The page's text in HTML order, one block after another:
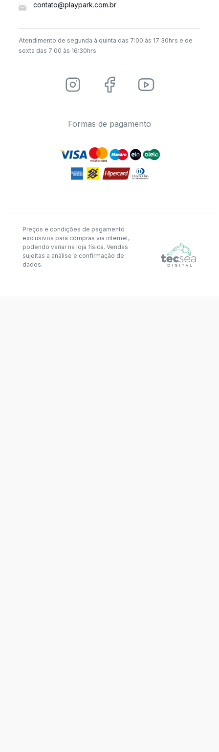
contato@playpark.com.br
Atendimento de segunda à quinta das 7:00 às 17:30hrs e de
sexta das 7:00 às 16:30hrs
Formas de pagamento
Preços e condições de pagamento
exclusivos para compras via internet,
podendo variar na loja física. Vendas
sujeitas a análise e confirmação de
dados.